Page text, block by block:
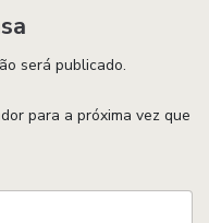
será publicado.
para a próxima vez que